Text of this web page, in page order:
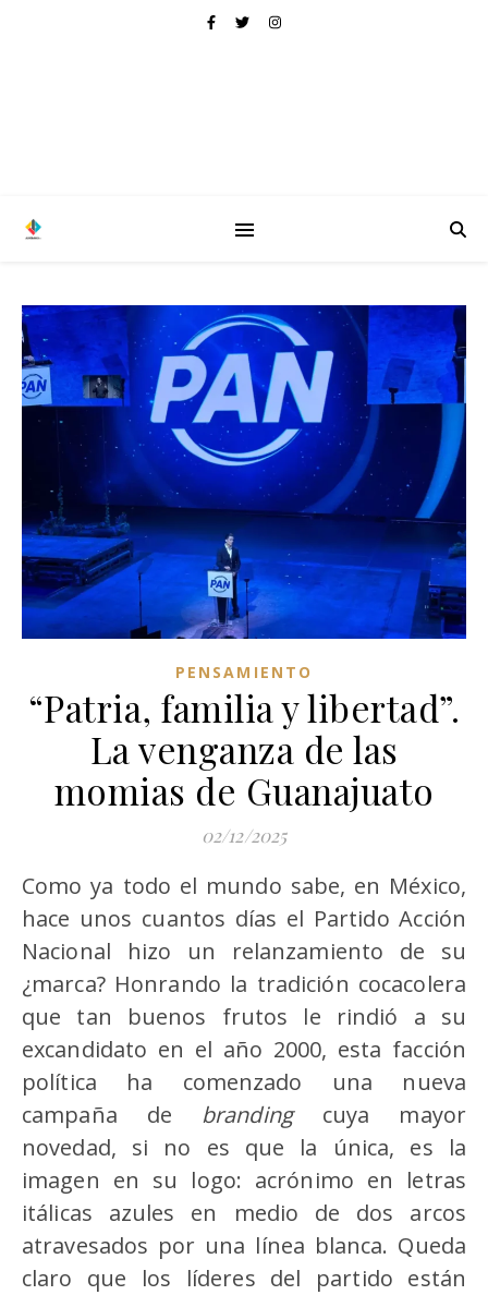
PENSAMIENTO
“Patria, familia y libertad”.
La venganza de las
momias de Guanajuato
02/12/2025
Como ya todo el mundo sabe, en México,
hace unos cuantos días el Partido Acción
Nacional hizo un relanzamiento de su
¿marca? Honrando la tradición cocacolera
que tan buenos frutos le rindió a su
excandidato en el año 2000, esta facción
política ha comenzado una nueva
campaña de branding cuya mayor
novedad, si no es que la única, es la
imagen en su logo: acrónimo en letras
itálicas azules en medio de dos arcos
atravesados por una línea blanca. Queda
claro que los líderes del partido están